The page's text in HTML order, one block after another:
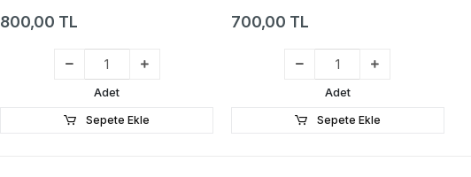
800,00 TL
Adet
Sepete Ekle
700,00 TL
Adet
Sepete Ekle